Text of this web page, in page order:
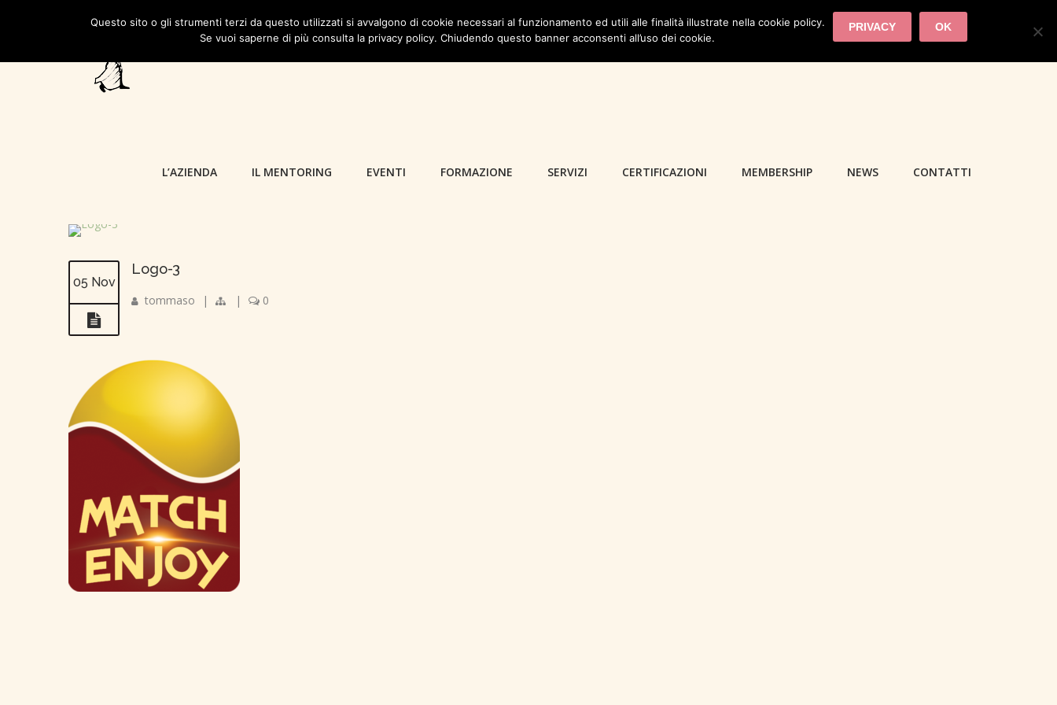
L’AZIENDA IL MENTORING EVENTI FORMAZIONE SERVIZI CERTIFICAZIONI MEMBERSHIP NEWS CONTATTI
05 Nov
Logo-3
tommaso | | 0
Questo sito o gli strumenti terzi da questo utilizzati si avvalgono di cookie necessari al funzionamento ed utili alle finalità illustrate nella cookie policy.
Se vuoi saperne di più consulta la privacy policy. Chiudendo questo banner acconsenti all’uso dei cookie.
OK
PRIVACY